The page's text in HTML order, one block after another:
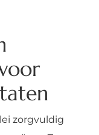
zorgvuldig